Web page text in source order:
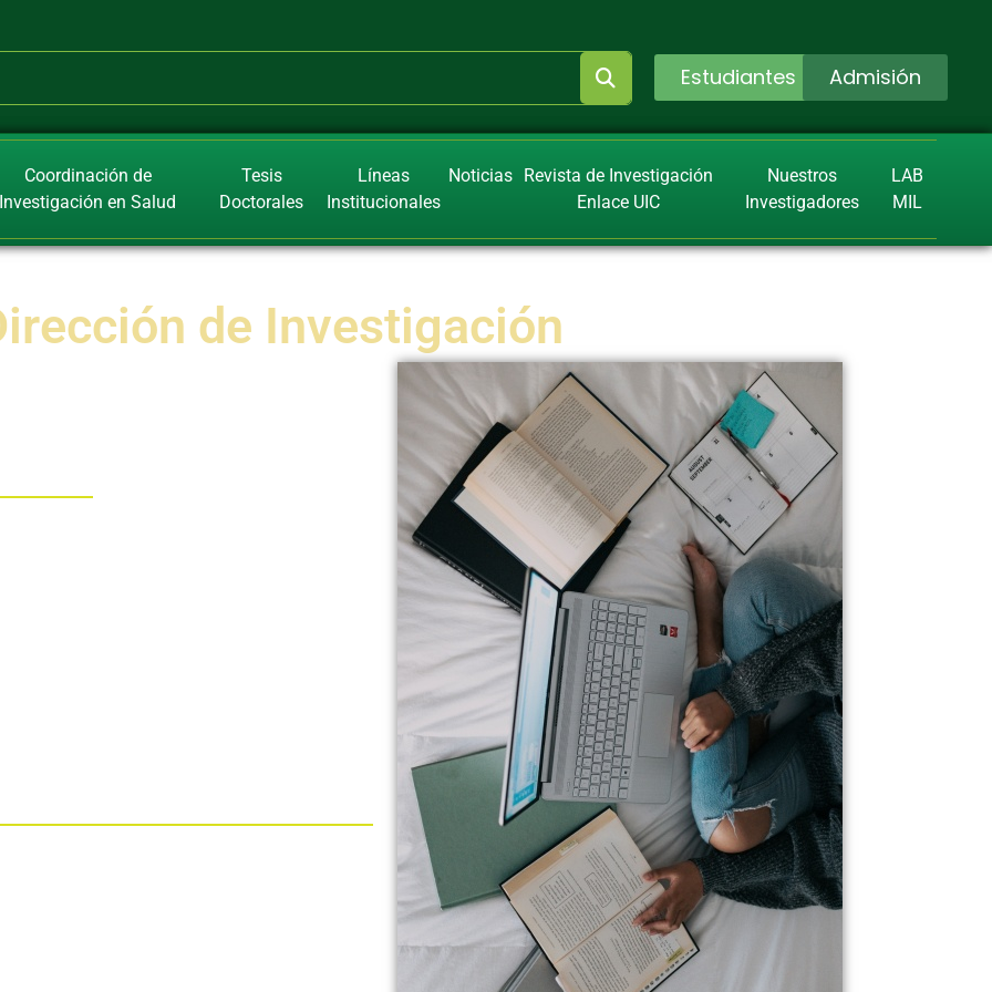
Estudiantes Admisión
Coordinación de
Investigación en Salud
Tesis
Doctorales
Líneas
Institucionales
Noticias Revista de Investigación
Enlace UIC
Nuestros
Investigadores
LAB
MIL
de Investigación